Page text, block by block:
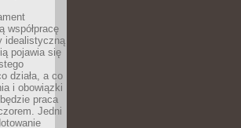
współpracę
idealistyczną
pojawia się
działa, a co
i obowiązki
praca
Jedni